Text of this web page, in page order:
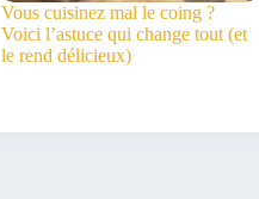
Vous cuisinez mal le coing ?
Voici l’astuce qui change tout (et
le rend délicieux)